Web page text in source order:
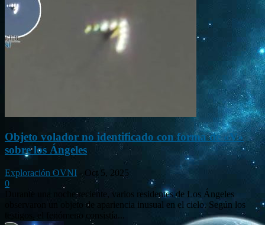
Objeto volador no identificado con forma de «V»
sobre los Ángeles
Exploración OVNI - Oct 5, 2025
0
Durante una noche reciente, varios residentes de Los Ángeles
observaron un objeto de apariencia inusual en el cielo. Según los
testigos, el fenómeno consistía...